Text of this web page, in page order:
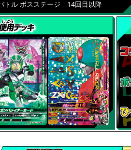
トル ボスステージ 14回目以降